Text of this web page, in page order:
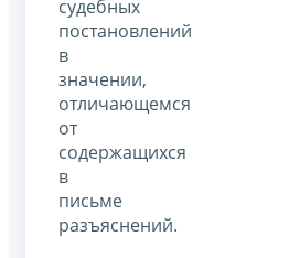
судебных
постановлений
в
значении,
отличающемся
от
содержащихся
в
письме
разъяснений.